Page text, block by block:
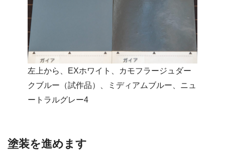
左上から、EXホワイト、カモフラージュダー
クブルー（試作品）、ミディアムブルー、ニュ
ートラルグレー4
塗装を進めます